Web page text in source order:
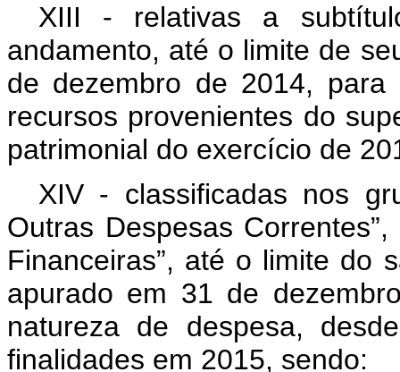
XIII - relativas a
andamento, até o limite de
de dezembro de 2014,
recursos provenientes do
patrimonial do exercício de
XIV - classificadas nos
Outras Despesas
Financeiras”, até o limite do
apurado em 31 de
natureza de despesa,
finalidades em 2015, sendo: